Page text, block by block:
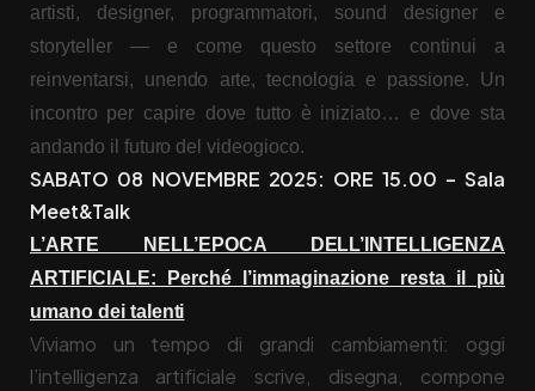
artisti, designer, programmatori, sound designer e
storyteller — e come questo settore continui a
reinventarsi, unendo arte, tecnologia e passione. Un
incontro per capire dove tutto è iniziato… e dove sta
andando il futuro del videogioco.
SABATO 08 NOVEMBRE 2025: ORE 15.00 – Sala
Meet&Talk
L’ARTE NELL’EPOCA DELL’INTELLIGENZA
ARTIFICIALE: Perché l’immaginazione resta il più
umano dei talenti
Viviamo un tempo di grandi cambiamenti: oggi
l’intelligenza artificiale scrive, disegna, compone